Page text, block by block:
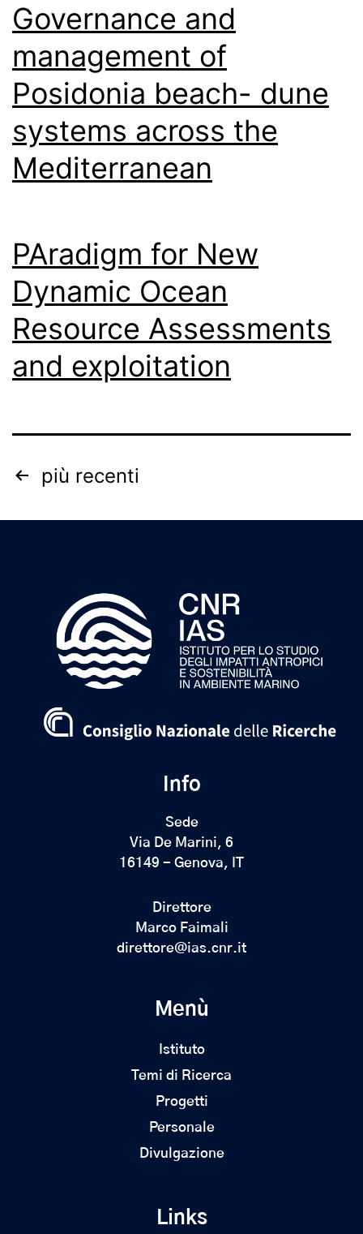
Governance and
management of
Posidonia beach- dune
systems across the
Mediterranean
PAradigm for New
Dynamic Ocean
Resource Assessments
and exploitation
Paginazione
degli
più recenti
Info
Sede
Via De Marini, 6
16149 - Genova, IT
Direttore
Marco Faimali
direttore@ias.cnr.it
Menù
Istituto
Temi di Ricerca
Progetti
Personale
Divulgazione
Links